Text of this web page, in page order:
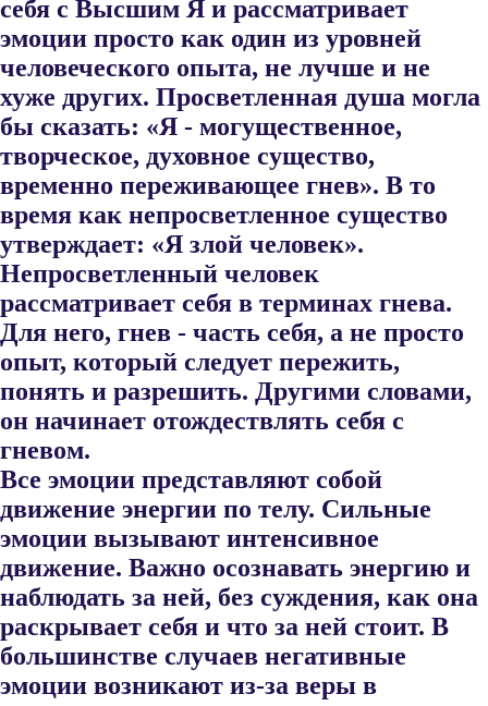
себя с Высшим Я и рассматривает
эмоции про​сто как один из уровней
человеческого опыта, не лучше и не
хуже дру​гих. Просветленная душа могла
бы сказать: «Я - могущественное,
творческое, духовное существо,
временно переживающее гнев». В то
время как непросветленное существо
утверждает: «Я злой человек».
Непросветленный человек
рассматривает себя в терминах гнева.
Для него, гнев - часть себя, а не просто
опыт, который следует пережить,
понять и разрешить. Другими словами,
он начинает отождествлять себя с
гневом.
Все эмоции представляют собой
движение энергии по телу. Силь​ные
эмоции вызывают интенсивное
движение. Важно осознавать энергию и
наблюдать за ней, без суждения, как она
раскрывает себя и что за ней стоит. В
большинстве случаев негативные
эмоции возни​кают из-за веры в